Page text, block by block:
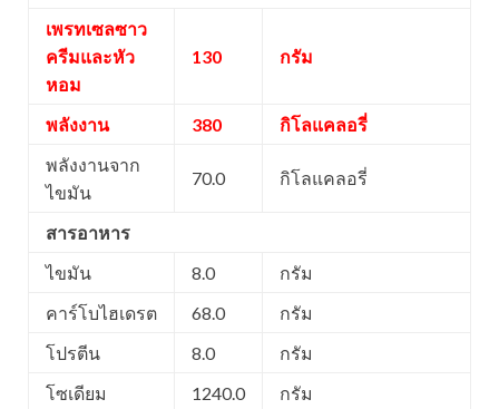
เพรทเซลซาว
ครีมและหัว
หอม
130 กรัม
พลังงาน 380
กิโลแคลอรี่
พลังงานจาก
ไขมัน
70.0 กิโลแคลอรี่
สารอาหาร
ไขมัน
8.0
กรัม
คาร์โบไฮเดรต
68.0
กรัม
โปรตีน
8.0
กรัม
โซเดียม
1240.0 กรัม